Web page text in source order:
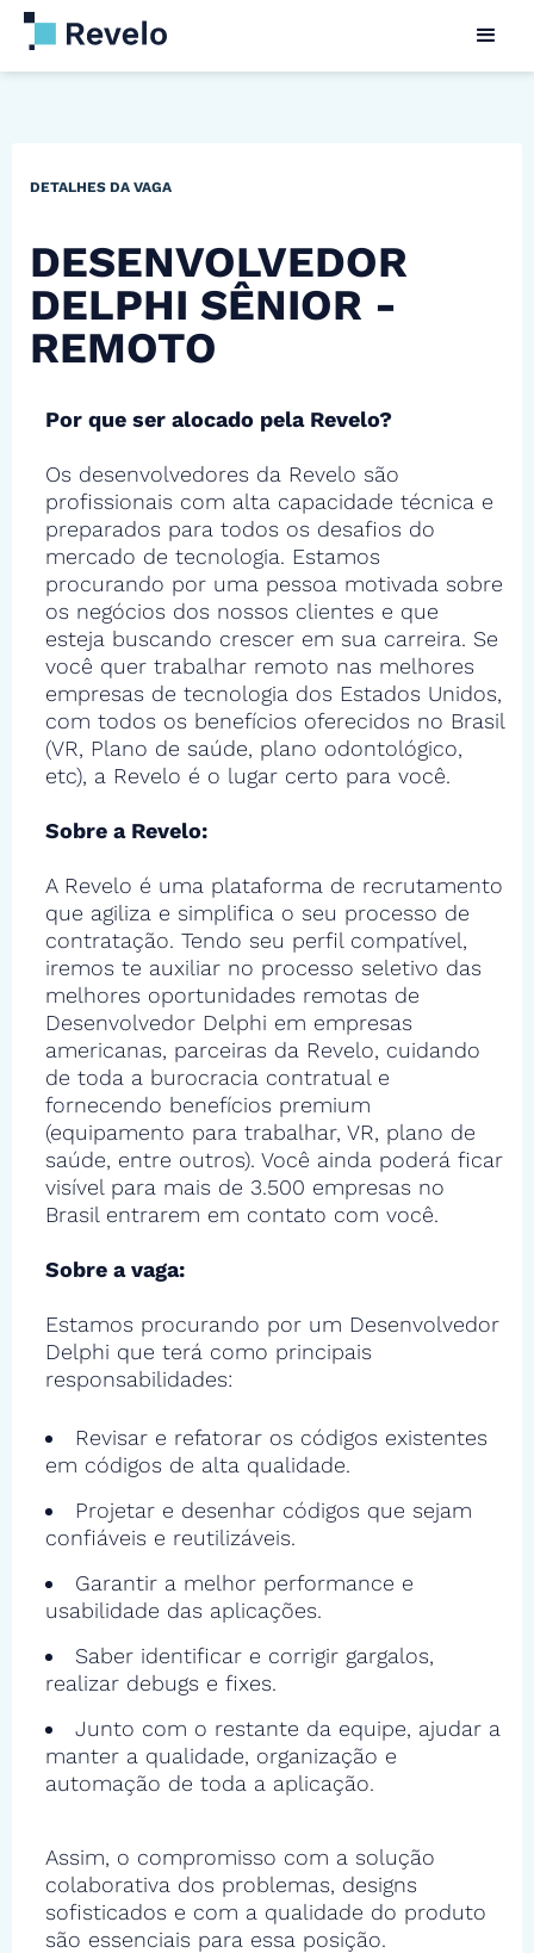
DETALHES DA VAGA
DESENVOLVEDOR
DELPHI SÊNIOR -
REMOTO
Por que ser alocado pela Revelo?
Os desenvolvedores da Revelo são
profissionais com alta capacidade técnica e
preparados para todos os desafios do
mercado de tecnologia. Estamos
procurando por uma pessoa motivada sobre
os negócios dos nossos clientes e que
esteja buscando crescer em sua carreira. Se
você quer trabalhar remoto nas melhores
empresas de tecnologia dos Estados Unidos,
com todos os benefícios oferecidos no Brasil
(VR, Plano de saúde, plano odontológico,
etc), a Revelo é o lugar certo para você.
Sobre a Revelo:
A Revelo é uma plataforma de recrutamento
que agiliza e simplifica o seu processo de
contratação. Tendo seu perfil compatível,
iremos te auxiliar no processo seletivo das
melhores oportunidades remotas de
Desenvolvedor Delphi em empresas
americanas, parceiras da Revelo, cuidando
de toda a burocracia contratual e
fornecendo benefícios premium
(equipamento para trabalhar, VR, plano de
saúde, entre outros). Você ainda poderá ficar
visível para mais de 3.500 empresas no
Brasil entrarem em contato com você.
Sobre a vaga:
Estamos procurando por um Desenvolvedor
Delphi que terá como principais
responsabilidades:
Revisar e refatorar os códigos existentes
em códigos de alta qualidade.
Projetar e desenhar códigos que sejam
confiáveis e reutilizáveis.
Garantir a melhor performance e
usabilidade das aplicações.
Saber identificar e corrigir gargalos,
realizar debugs e fixes.
Junto com o restante da equipe, ajudar a
manter a qualidade, organização e
automação de toda a aplicação.
Assim, o compromisso com a solução
colaborativa dos problemas, designs
sofisticados e com a qualidade do produto
são essenciais para essa posição.